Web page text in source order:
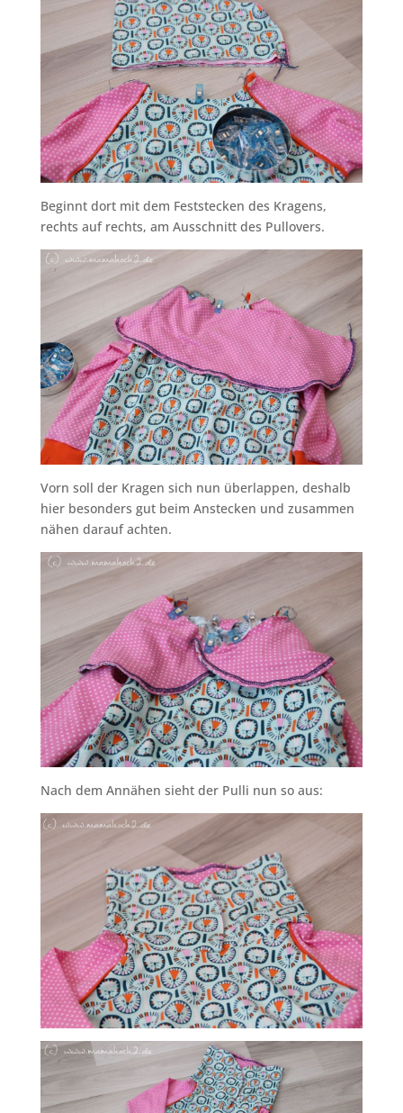
Beginnt dort mit dem Feststecken des Kragens,
rechts auf rechts, am Ausschnitt des Pullovers.
Vorn soll der Kragen sich nun überlappen, deshalb
hier besonders gut beim Anstecken und zusammen
nähen darauf achten.
Nach dem Annähen sieht der Pulli nun so aus: